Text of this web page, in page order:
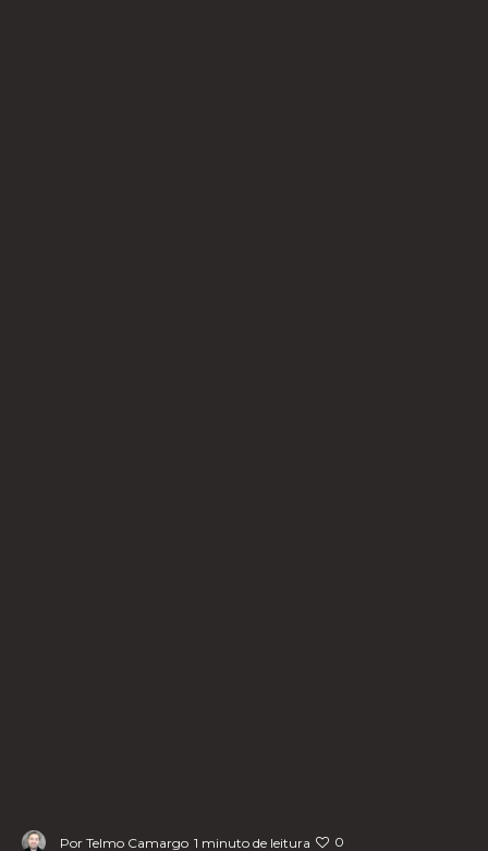
Por Telmo Camargo 1 minuto de leitura 0